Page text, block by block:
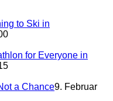
to Ski in
for Everyone in
a Chance9. Februar